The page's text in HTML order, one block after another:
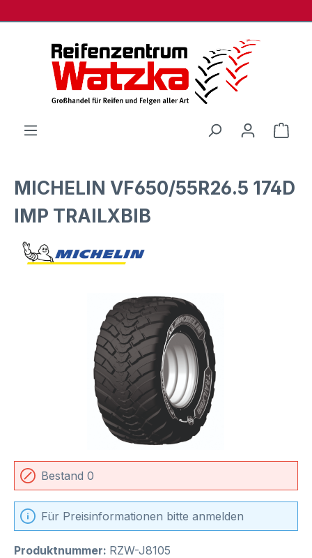
MICHELIN VF650/55R26.5 174D
IMP TRAILXBIB
Bildergalerie überspringen
Bestand 0
Für Preisinformationen bitte anmelden
Produktnummer: RZW-J8105